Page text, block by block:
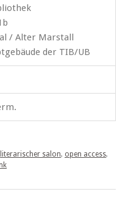
/ Alter Marstall
der TIB/UB
literarischer salon, open access,